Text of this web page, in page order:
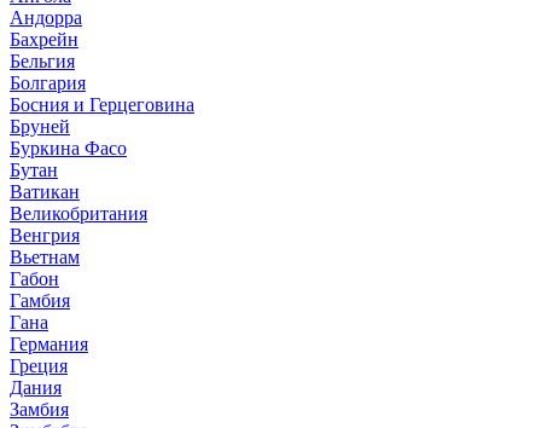
Андорра
Бахрейн
Бельгия
Болгария
Босния и Герцеговина
Бруней
Буркина Фасо
Бутан
Ватикан
Великобритания
Венгрия
Вьетнам
Габон
Гамбия
Гана
Германия
Греция
Дания
Замбия